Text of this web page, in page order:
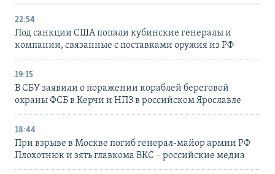
22:54
Под санкции США попали кубинские генералы и
компании, связанные с поставками оружия из РФ
19:15
В СБУ заявили о поражении кораблей береговой
охраны ФСБ в Керчи и НПЗ в российском Ярославле
18:44
При взрыве в Москве погиб генерал-майор армии РФ
Плохотнюк и зять главкома ВКС – российские медиа